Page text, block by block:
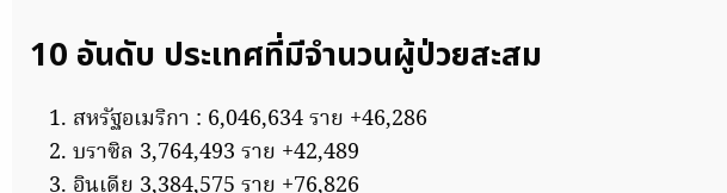
10 อันดับ ประเทศที่มีจำนวนผู้ป่วยสะสม
สหรัฐอเมริกา : 6,046,634 ราย +46,286
บราซิล 3,764,493 ราย +42,489